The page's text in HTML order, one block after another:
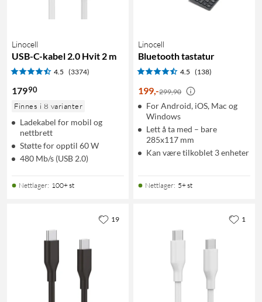
Linocell
USB-C-kabel 2.0 Hvit 2 m
4.5 (3374)
17990
Finnes i 8 varianter
Ladekabel for mobil og
nettbrett
Støtte for opptil 60 W
480 Mb/s (USB 2.0)
Nettlager: 100+ st
Linocell
Bluetooth tastatur
4.5 (138)
199,-299,90
For Android, iOS, Mac og
Windows
Lett å ta med – bare
285x117 mm
Kan være tilkoblet 3 enheter
Nettlager: 5+ st
19 1